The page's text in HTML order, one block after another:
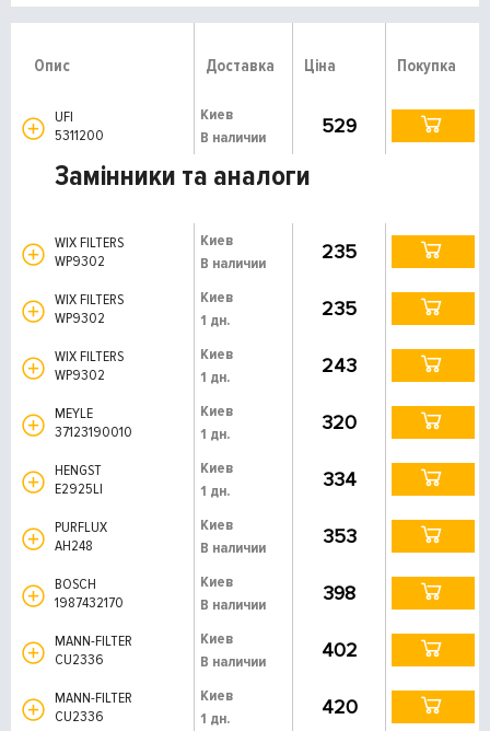
Опис Доставка Ціна Покупка
UFI
5311200
Киев
В наличии
529
Замінники та аналоги
WIX FILTERS
WP9302
Киев
В наличии
235
WIX FILTERS
WP9302
Киев
1 дн.
235
WIX FILTERS
WP9302
Киев
1 дн.
243
MEYLE
37123190010
Киев
1 дн.
320
HENGST
E2925LI
Киев
1 дн.
334
PURFLUX
AH248
Киев
В наличии
353
BOSCH
1987432170
Киев
В наличии
398
MANN-FILTER
CU2336
Киев
В наличии
402
MANN-FILTER
CU2336
Киев
1 дн.
420